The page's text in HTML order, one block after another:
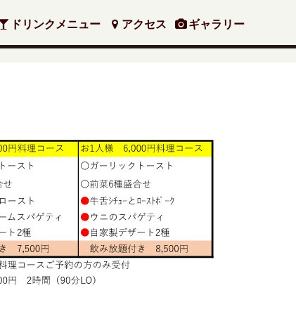
ギャラリー
アクセス
ドリンクメニュー